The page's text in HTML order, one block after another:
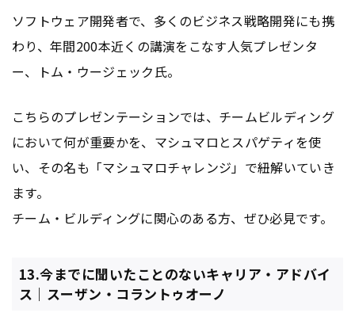
ソフトウェア開発者で、多くのビジネス戦略開発にも携
わり、年間200本近くの講演をこなす人気プレゼンタ
ー、トム・ウージェック氏。
こちらのプレゼンテーションでは、チームビルディング
において何が重要かを、マシュマロとスパゲティを使
い、その名も「マシュマロチャレンジ」で紐解いていき
ます。
チーム・ビルディングに関心のある方、ぜひ必見です。
13.今までに聞いたことのないキャリア・アドバイ
ス｜スーザン・コラントゥオーノ